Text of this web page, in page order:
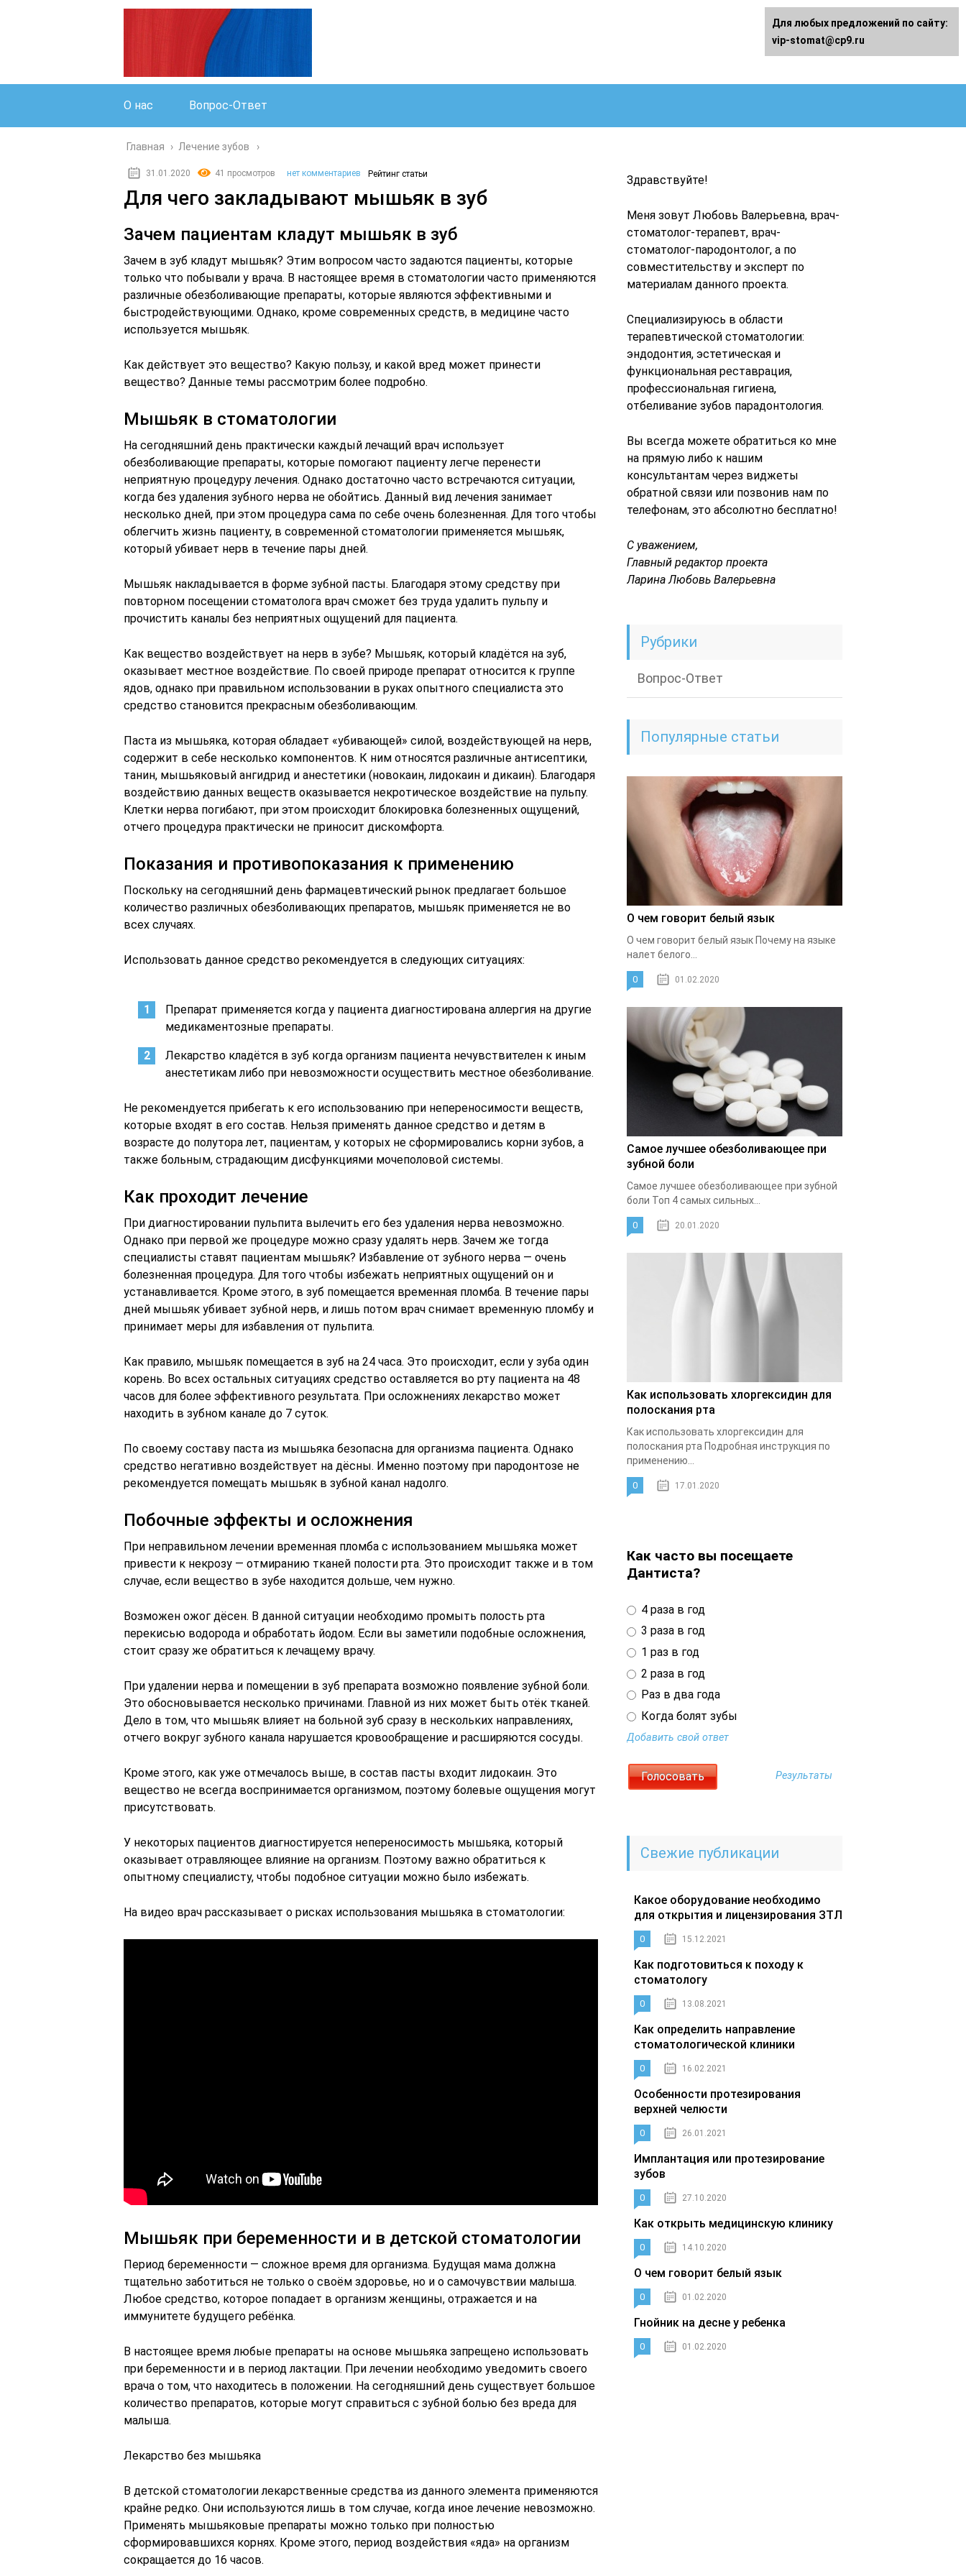
О нас Вопрос-Ответ
Главная › Лечение зубов
31.01.2020 41 просмотров нет комментариев Рейтинг статьи
Для чего закладывают мышьяк в зуб
Зачем пациентам кладут мышьяк в зуб
Зачем в зуб кладут мышьяк? Этим вопросом часто задаются пациенты, которые
только что побывали у врача. В настоящее время в стоматологии часто применяются
различные обезболивающие препараты, которые являются эффективными и
быстродействующими. Однако, кроме современных средств, в медицине часто
используется мышьяк.
Как действует это вещество? Какую пользу, и какой вред может принести
вещество? Данные темы рассмотрим более подробно.
Мышьяк в стоматологии
На сегодняшний день практически каждый лечащий врач использует
обезболивающие препараты, которые помогают пациенту легче перенести
неприятную процедуру лечения. Однако достаточно часто встречаются ситуации,
когда без удаления зубного нерва не обойтись. Данный вид лечения занимает
несколько дней, при этом процедура сама по себе очень болезненная. Для того чтобы
облегчить жизнь пациенту, в современной стоматологии применяется мышьяк,
который убивает нерв в течение пары дней.
Мышьяк накладывается в форме зубной пасты. Благодаря этому средству при
повторном посещении стоматолога врач сможет без труда удалить пульпу и
прочистить каналы без неприятных ощущений для пациента.
Как вещество воздействует на нерв в зубе? Мышьяк, который кладётся на зуб,
оказывает местное воздействие. По своей природе препарат относится к группе
ядов, однако при правильном использовании в руках опытного специалиста это
средство становится прекрасным обезболивающим.
Паста из мышьяка, которая обладает «убивающей» силой, воздействующей на нерв,
содержит в себе несколько компонентов. К ним относятся различные антисептики,
танин, мышьяковый ангидрид и анестетики (новокаин, лидокаин и дикаин). Благодаря
воздействию данных веществ оказывается некротическое воздействие на пульпу.
Клетки нерва погибают, при этом происходит блокировка болезненных ощущений,
отчего процедура практически не приносит дискомфорта.
Показания и противопоказания к применению
Поскольку на сегодняшний день фармацевтический рынок предлагает большое
количество различных обезболивающих препаратов, мышьяк применяется не во
всех случаях.
Использовать данное средство рекомендуется в следующих ситуациях:
Препарат применяется когда у пациента диагностирована аллергия на другие
медикаментозные препараты.
Лекарство кладётся в зуб когда организм пациента нечувствителен к иным
анестетикам либо при невозможности осуществить местное обезболивание.
Не рекомендуется прибегать к его использованию при непереносимости веществ,
которые входят в его состав. Нельзя применять данное средство и детям в
возрасте до полутора лет, пациентам, у которых не сформировались корни зубов, а
также больным, страдающим дисфункциями мочеполовой системы.
Как проходит лечение
При диагностировании пульпита вылечить его без удаления нерва невозможно.
Однако при первой же процедуре можно сразу удалять нерв. Зачем же тогда
специалисты ставят пациентам мышьяк? Избавление от зубного нерва — очень
болезненная процедура. Для того чтобы избежать неприятных ощущений он и
устанавливается. Кроме этого, в зуб помещается временная пломба. В течение пары
дней мышьяк убивает зубной нерв, и лишь потом врач снимает временную пломбу и
принимает меры для избавления от пульпита.
Как правило, мышьяк помещается в зуб на 24 часа. Это происходит, если у зуба один
корень. Во всех остальных ситуациях средство оставляется во рту пациента на 48
часов для более эффективного результата. При осложнениях лекарство может
находить в зубном канале до 7 суток.
По своему составу паста из мышьяка безопасна для организма пациента. Однако
средство негативно воздействует на дёсны. Именно поэтому при пародонтозе не
рекомендуется помещать мышьяк в зубной канал надолго.
Побочные эффекты и осложнения
При неправильном лечении временная пломба с использованием мышьяка может
привести к некрозу — отмиранию тканей полости рта. Это происходит также и в том
случае, если вещество в зубе находится дольше, чем нужно.
Возможен ожог дёсен. В данной ситуации необходимо промыть полость рта
перекисью водорода и обработать йодом. Если вы заметили подобные осложнения,
стоит сразу же обратиться к лечащему врачу.
При удалении нерва и помещении в зуб препарата возможно появление зубной боли.
Это обосновывается несколько причинами. Главной из них может быть отёк тканей.
Дело в том, что мышьяк влияет на больной зуб сразу в нескольких направлениях,
отчего вокруг зубного канала нарушается кровообращение и расширяются сосуды.
Кроме этого, как уже отмечалось выше, в состав пасты входит лидокаин. Это
вещество не всегда воспринимается организмом, поэтому болевые ощущения могут
присутствовать.
У некоторых пациентов диагностируется непереносимость мышьяка, который
оказывает отравляющее влияние на организм. Поэтому важно обратиться к
опытному специалисту, чтобы подобное ситуации можно было избежать.
На видео врач рассказывает о рисках использования мышьяка в стоматологии:
Мышьяк при беременности и в детской стоматологии
Период беременности — сложное время для организма. Будущая мама должна
тщательно заботиться не только о своём здоровье, но и о самочувствии малыша.
Любое средство, которое попадает в организм женщины, отражается и на
иммунитете будущего ребёнка.
В настоящее время любые препараты на основе мышьяка запрещено использовать
при беременности и в период лактации. При лечении необходимо уведомить своего
врача о том, что находитесь в положении. На сегодняшний день существует большое
количество препаратов, которые могут справиться с зубной болью без вреда для
малыша.
Лекарство без мышьяка
В детской стоматологии лекарственные средства из данного элемента применяются
крайне редко. Они используются лишь в том случае, когда иное лечение невозможно.
Применять мышьяковые препараты можно только при полностью
сформировавшихся корнях. Кроме этого, период воздействия «яда» на организм
сокращается до 16 часов.
Здравствуйте!
Меня зовут Любовь Валерьевна, врач-
стоматолог-терапевт, врач-
стоматолог-пародонтолог, а по
совместительству и эксперт по
материалам данного проекта.
Специализируюсь в области
терапевтической стоматологии:
эндодонтия, эстетическая и
функциональная реставрация,
профессиональная гигиена,
отбеливание зубов парадонтология.
Вы всегда можете обратиться ко мне
на прямую либо к нашим
консультантам через виджеты
обратной связи или позвонив нам по
телефонам, это абсолютно бесплатно!
С уважением,
Главный редактор проекта
Ларина Любовь Валерьевна
Рубрики
Вопрос-Ответ
Популярные статьи
О чем говорит белый язык
О чем говорит белый язык Почему на языке
налет белого...
0 01.02.2020
Самое лучшее обезболивающее при
зубной боли
Самое лучшее обезболивающее при зубной
боли Топ 4 самых сильных...
0 20.01.2020
Как использовать хлоргексидин для
полоскания рта
Как использовать хлоргексидин для
полоскания рта Подробная инструкция по
применению...
0 17.01.2020
Как часто вы посещаете
Дантиста?
4 раза в год
3 раза в год
1 раз в год
2 раза в год
Раз в два года
Когда болят зубы
Добавить свой ответ
Результаты
Свежие публикации
Какое оборудование необходимо
для открытия и лицензирования ЗТЛ
0 15.12.2021
Как подготовиться к походу к
стоматологу
0 13.08.2021
Как определить направление
стоматологической клиники
0 16.02.2021
Особенности протезирования
верхней челюсти
0 26.01.2021
Имплантация или протезирование
зубов
0 27.10.2020
Как открыть медицинскую клинику
0 14.10.2020
О чем говорит белый язык
0 01.02.2020
Гнойник на десне у ребенка
0 01.02.2020
Для любых предложений по сайту:
vip-stomat@cp9.ru